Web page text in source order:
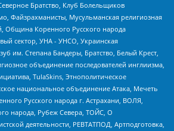
Братство, Клуб Болельщиков
Файзрахманисты, Мусульманская религиозная
Община Коренного Русского народа
сектор, УНА - УНСО, Украинская
им. Степана Бандеры, Братство, Белый Крест,
объединение последователей инглиизма,
TulaSkins, Этнополитическое
национальное объединение Атака, Мечеть
Русского народа г. Астрахани, ВОЛЯ,
народа, Рубеж Севера, ТОЙС, О
деятельности, РЕВТАТПОД, Артподготовка,